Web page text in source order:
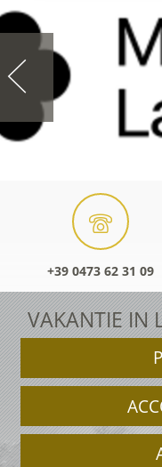
+39 0473 62 31 09
VAKANTIE IN